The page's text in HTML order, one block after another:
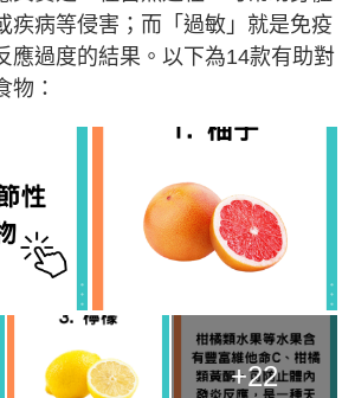
疾病等侵害；而「過敏」就是免疫
應過度的結果。以下為14款有助對
物：
+22